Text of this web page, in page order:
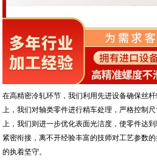
在高精密冷轧环节，我们利用先进设备确保丝
上，我们对轴类零件进行精车处理，严格控制
上，我们则进一步优化表面光洁度，使零件达
紧密衔接，离不开经验丰富的技师对工艺参数
的执着坚守。